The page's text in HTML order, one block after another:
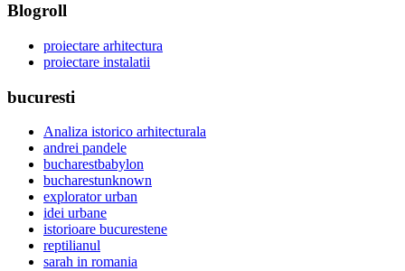
Blogroll
proiectare arhitectura
proiectare instalatii
bucuresti
Analiza istorico arhitecturala
andrei pandele
bucharestbabylon
bucharestunknown
explorator urban
idei urbane
istorioare bucurestene
reptilianul
sarah in romania